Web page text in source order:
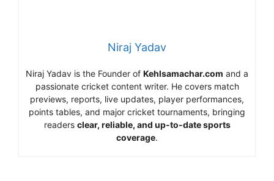
Niraj Yadav
Niraj Yadav is the Founder of Kehlsamachar.com and a
passionate cricket content writer. He covers match
previews, reports, live updates, player performances,
points tables, and major cricket tournaments, bringing
readers clear, reliable, and up-to-date sports
coverage.